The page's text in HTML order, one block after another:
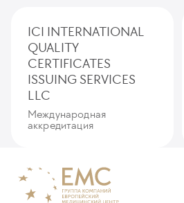
ICI INTERNATIONAL
QUALITY
CERTIFICATES
ISSUING SERVICES
LLC
Международная
аккредитация